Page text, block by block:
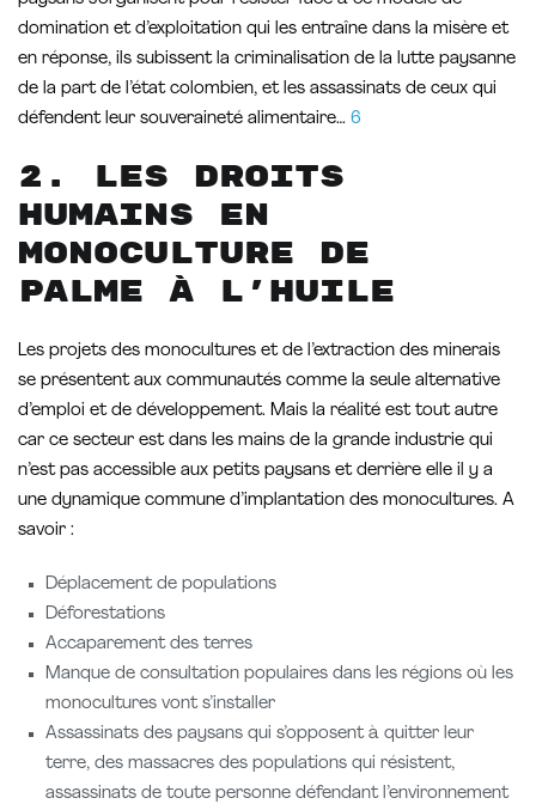
domination et d’exploitation qui les entraîne dans la misère et
en réponse, ils subissent la criminalisation de la lutte paysanne
de la part de l’état colombien, et les assassinats de ceux qui
défendent leur souveraineté alimentaire… 6
2. Les droits
humains en
Monoculture de
palme à l’huile
Les projets des monocultures et de l’extraction des minerais
se présentent aux communautés comme la seule alternative
d’emploi et de développement. Mais la réalité est tout autre
car ce secteur est dans les mains de la grande industrie qui
n’est pas accessible aux petits paysans et derrière elle il y a
une dynamique commune d’implantation des monocultures. A
savoir :
Déplacement de populations
Déforestations
Accaparement des terres
Manque de consultation populaires dans les régions où les
monocultures vont s’installer
Assassinats des paysans qui s’opposent à quitter leur
terre, des massacres des populations qui résistent,
assassinats de toute personne défendant l’environnement